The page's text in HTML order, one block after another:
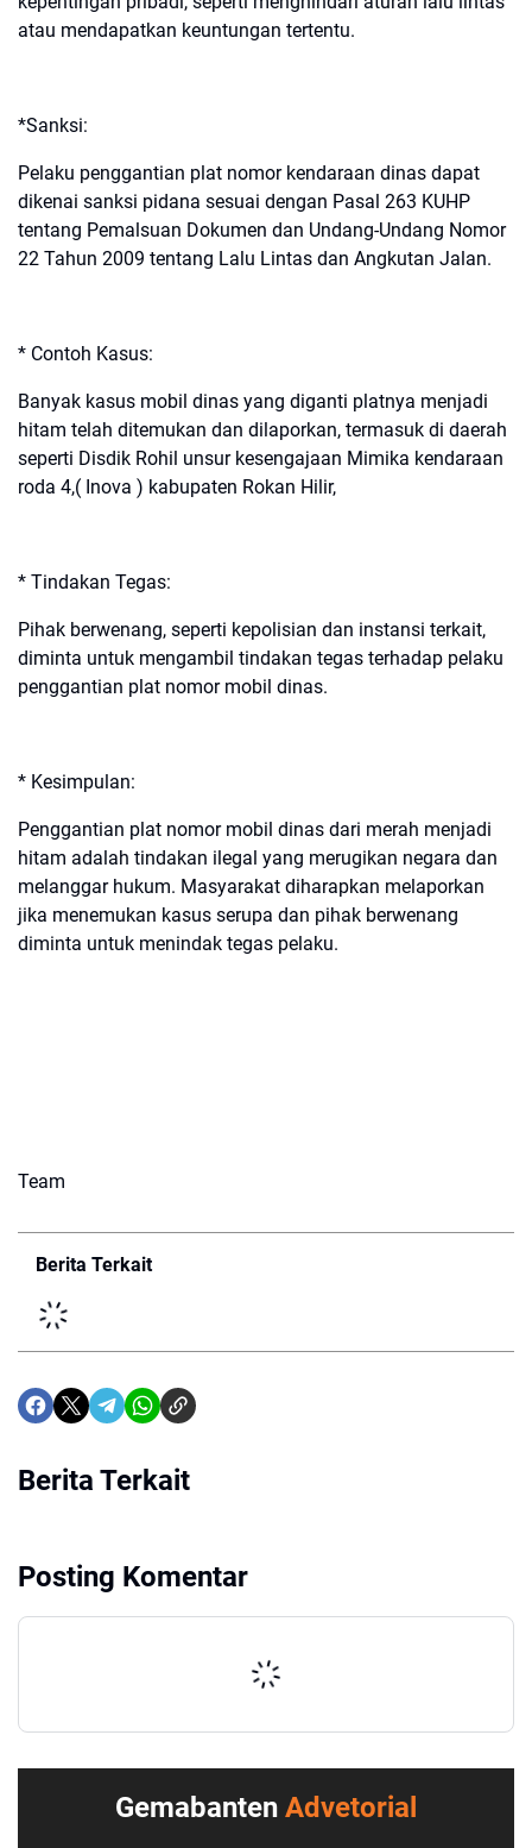
atau mendapatkan keuntungan tertentu.
*Sanksi:
Pelaku penggantian plat nomor kendaraan dinas dapat
dikenai sanksi pidana sesuai dengan Pasal 263 KUHP
tentang Pemalsuan Dokumen dan Undang-Undang Nomor
22 Tahun 2009 tentang Lalu Lintas dan Angkutan Jalan.
* Contoh Kasus:
Banyak kasus mobil dinas yang diganti platnya menjadi
hitam telah ditemukan dan dilaporkan, termasuk di daerah
seperti Disdik Rohil unsur kesengajaan Mimika kendaraan
roda 4,( Inova ) kabupaten Rokan Hilir,
* Tindakan Tegas:
Pihak berwenang, seperti kepolisian dan instansi terkait,
diminta untuk mengambil tindakan tegas terhadap pelaku
penggantian plat nomor mobil dinas.
* Kesimpulan:
Penggantian plat nomor mobil dinas dari merah menjadi
hitam adalah tindakan ilegal yang merugikan negara dan
melanggar hukum. Masyarakat diharapkan melaporkan
jika menemukan kasus serupa dan pihak berwenang
diminta untuk menindak tegas pelaku.
Team
Berita Terkait
Berita Terkait
Posting Komentar
Gemabanten Advetorial